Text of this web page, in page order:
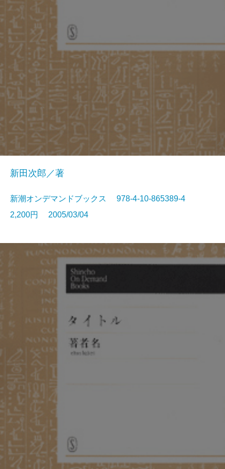
新田次郎／著
新潮オンデマンドブックス 978-4-10-865389-4
2,200円 2005/03/04